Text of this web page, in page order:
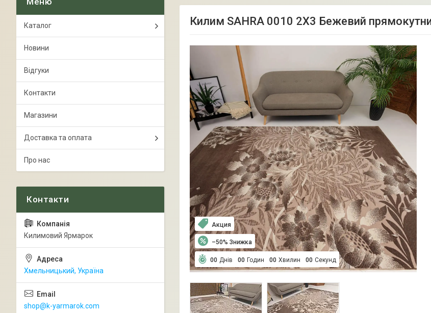
Килим SAHRA 0010 2Х3 Бежевий
Акция
–50%
00 Днів 00 Годин 00 Хвилин 00 Секунд
Каталог
Новини
Відгуки
Контакти
Магазини
Доставка та оплата
Про нас
Килимовий Ярмарок
Хмельницький, Україна
shop@k-yarmarok.com